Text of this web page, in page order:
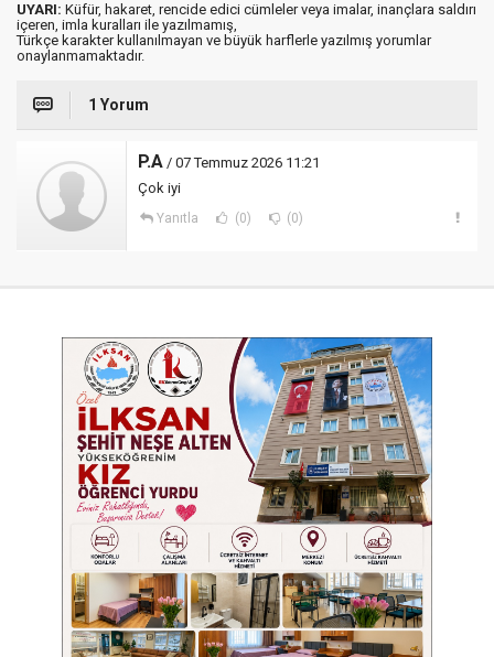
UYARI: Küfür, hakaret, rencide edici cümleler veya imalar, inançlara saldırı
içeren, imla kuralları ile yazılmamış,
Türkçe karakter kullanılmayan ve büyük harflerle yazılmış yorumlar
onaylanmamaktadır.
1 Yorum
P.A / 07 Temmuz 2026 11:21
Çok iyi
Yanıtla (0) (0)